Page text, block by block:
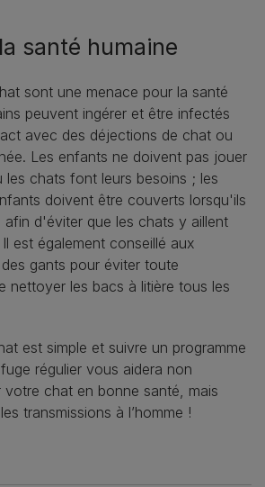
santé humaine
sont une menace pour la santé
peuvent ingérer et être infectés
avec des déjections de chat ou
Les enfants ne doivent pas jouer
les chats font leurs besoins ; les
doivent être couverts lorsqu'ils
afin d'éviter que les chats y aillent
est également conseillé aux
gants pour éviter toute
nettoyer les bacs à litière tous les
est simple et suivre un programme
régulier vous aidera non
votre chat en bonne santé, mais
transmissions à l’homme !